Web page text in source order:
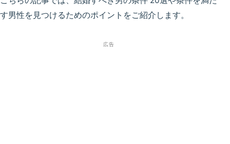
す男性を見つけるためのポイントをご紹介します。
広告